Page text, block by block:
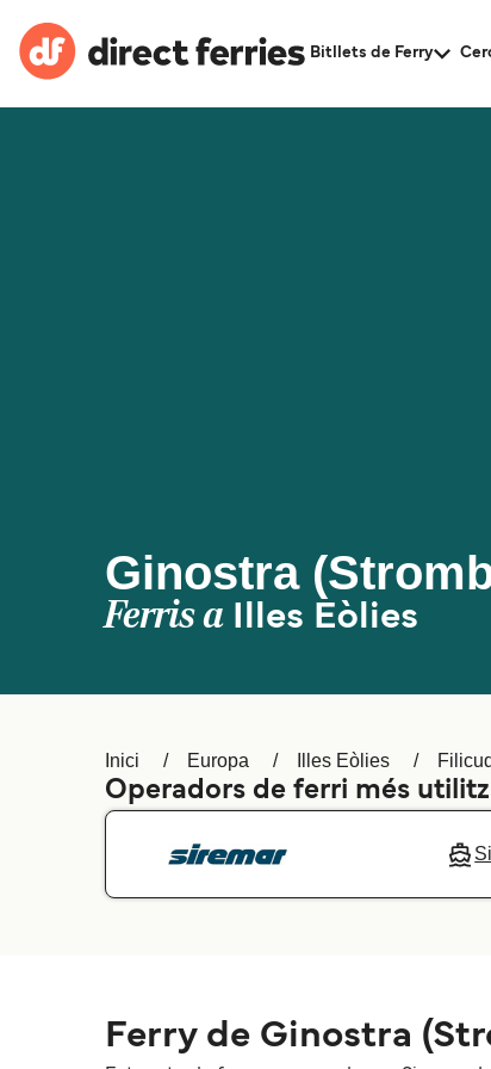
Bitllets de Ferry
Ginostra
Ferris a Illes Eòlies
Inici Europa Illes Eòlies
Operadors de ferri més
Ferry de Ginostra